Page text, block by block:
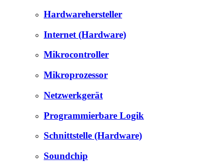
Hardwarehersteller
Internet (Hardware)
Mikrocontroller
Mikroprozessor
Netzwerkgerät
Programmierbare Logik
Schnittstelle (Hardware)
Soundchip